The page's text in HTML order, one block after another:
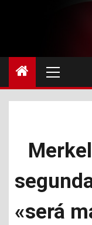
principal
«será